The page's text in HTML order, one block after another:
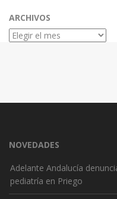
ARCHIVOS
Archivos
NOVEDADES
Adelante Andalucía
pediatría en Priego